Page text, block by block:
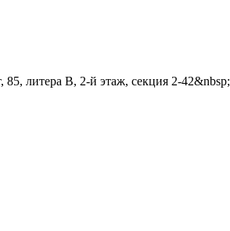
литера В, 2-й этаж, секция 2-42&nbsp;